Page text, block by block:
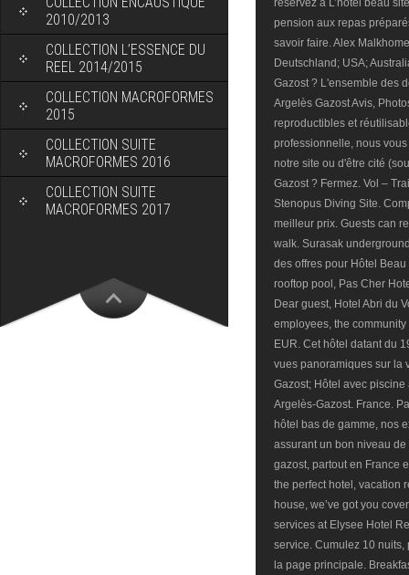
2010/2013
COLLECTION L’ESSENCE DU
REEL 2014/2015
COLLECTION MACROFORMES
2015
COLLECTION SUITE
MACROFORMES 2016
COLLECTION SUITE
MACROFORMES 2017